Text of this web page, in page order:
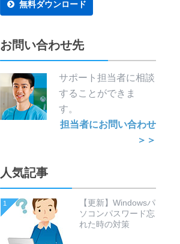
無料ダウンロード
お問い合わせ先
サポート担当者に相談
することができま
す。
担当者にお問い合わせ
＞＞
人気記事
1
【更新】Windowsパ
ソコンパスワード忘
れた時の対策